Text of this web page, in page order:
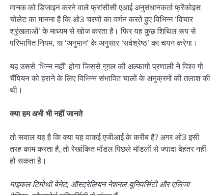
मानक को डिजाइन करने वाले फ्रांसीसी एआई अनुसंधानकर्ता फ्रेंकोइस
चोलेट का मानना है कि ओ3 चरणों का वर्णन करते हुए विभिन्न ‘विचार
श्रृंखलाओं’ के माध्यम से खोज करता है। फिर यह कुछ शिथिल रूप से
परिभाषित नियम, या ‘अनुमान’ के अनुसार ‘सर्वश्रेष्ठ’ का चयन करेगा।
यह उससे ‘भिन्न नहीं’ होगा जिससे गूगल की अल्फागो प्रणाली ने विश्व गो
चैंपियन को हराने के लिए विभिन्न संभावित चालों के अनुक्रमों की तलाश की
थी।
क्या हम अभी भी नहीं जानते
तो सवाल यह है कि क्या यह वाकई एजीआई के करीब है? अगर ओ3 इसी
तरह काम करता है, तो रेखांकित मॉडल पिछले मॉडलों से ज्यादा बेहतर नहीं
हो सकता है।
माइकल टिमोथी बेनेट, ऑस्ट्रेलियन नेशनल यूनिवर्सिटी और एलिजा